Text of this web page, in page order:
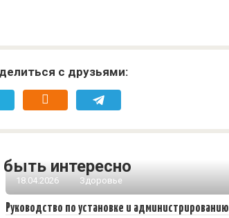
с друзьями:
интересно
18.04.2026 Здоровье
Руководство по установке и администрированию